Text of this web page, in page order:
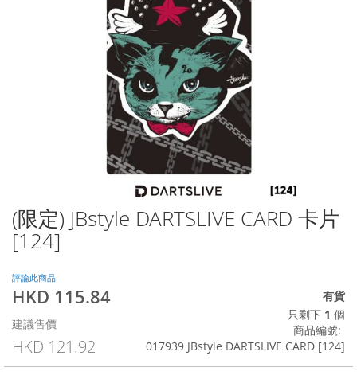
(限定) JBstyle DARTSLIVE CARD 卡片
[124]
評論此商品
特
價
格
HKD 115.84
建議售價
HKD 121.92
有貨
只剩下 1 個
商品編號
017939 JBstyle DARTSLIVE CARD [124]
Skip
to
the
of
the
gallery